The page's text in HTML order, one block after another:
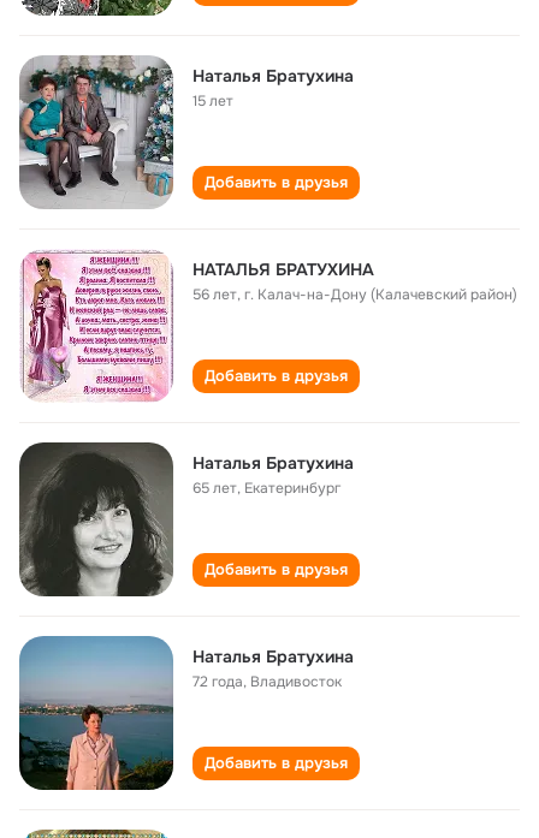
Наталья Братухина
15 лет
Добавить в друзья
НАТАЛЬЯ БРАТУХИНА
56 лет,г. Калач-на-Дону (Калачевский район)
Добавить в друзья
Наталья Братухина
65 лет, Екатеринбург
Добавить в друзья
Наталья Братухина
72 года, Владивосток
Добавить в друзья